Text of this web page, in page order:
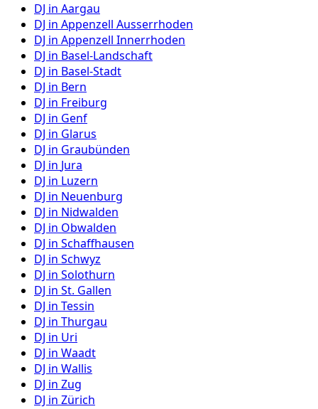
DJ in Aargau
DJ in Appenzell Ausserrhoden
DJ in Appenzell Innerrhoden
DJ in Basel-Landschaft
DJ in Basel-Stadt
DJ in Bern
DJ in Freiburg
DJ in Genf
DJ in Glarus
DJ in Graubünden
DJ in Jura
DJ in Luzern
DJ in Neuenburg
DJ in Nidwalden
DJ in Obwalden
DJ in Schaffhausen
DJ in Schwyz
DJ in Solothurn
DJ in St. Gallen
DJ in Tessin
DJ in Thurgau
DJ in Uri
DJ in Waadt
DJ in Wallis
DJ in Zug
DJ in Zürich